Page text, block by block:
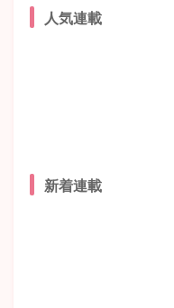
人気連載
新着連載